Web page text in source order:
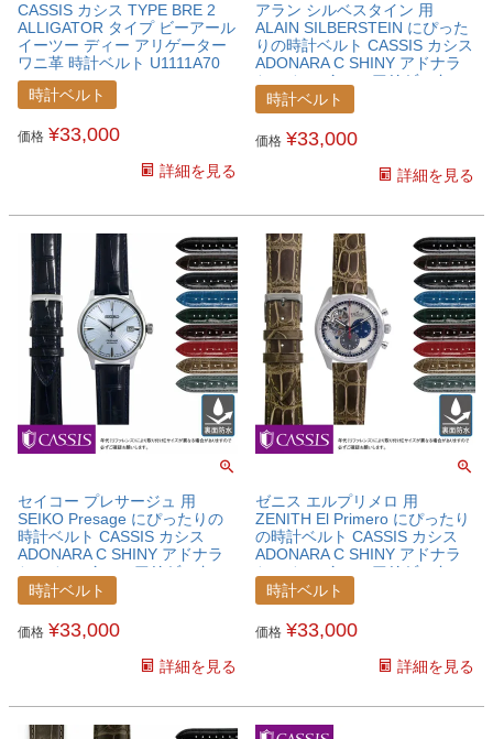
CASSIS カシス TYPE BRE 2
ALLIGATOR タイプ ビーアール
イーツー ディー アリゲーター
ワニ革 時計ベルト U1111A70
時計ベルト
価格 ¥33,000
詳細を見る
アラン シルベスタイン 用
ALAIN SILBERSTEIN にぴった
りの時計ベルト CASSIS カシス
ADONARA C SHINY アドナラ
シー シャイニー アリゲーター
ワニ革 時計ベルト
U0036B68ALNSBR
時計ベルト
価格 ¥33,000
詳細を見る
セイコー プレサージュ 用
SEIKO Presage にぴったりの
時計ベルト CASSIS カシス
ADONARA C SHINY アドナラ
シー シャイニー アリゲーター
ワニ革 時計ベルト
U0036B68SEKPSG
時計ベルト
価格 ¥33,000
詳細を見る
ゼニス エルプリメロ 用
ZENITH El Primero にぴったり
の時計ベルト CASSIS カシス
ADONARA C SHINY アドナラ
シー シャイニー アリゲーター
ワニ革 時計ベルト
U0036B68ZNTELP
時計ベルト
価格 ¥33,000
詳細を見る